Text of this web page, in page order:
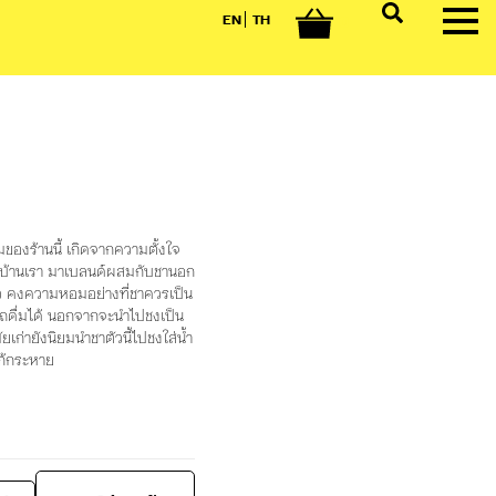
EN TH
องร้านนี้ เกิดจากความตั้งใจ
านเรา มาเบลนด์ผสมกับชานอก
คงความหอมอย่างที่ชาควรเป็น
ดื่มได้ นอกจากจะนำไปชงเป็น
เก่ายังนิยมนำชาตัวนี้ไปชงใส่น้ำ
กระหาย